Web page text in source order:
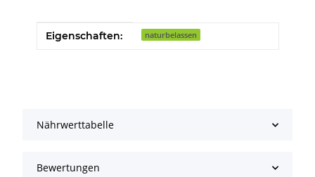
Produkteigenschaft
Wert
Eigenschaften: naturbelassen
Nährwerttabelle
Bewertungen